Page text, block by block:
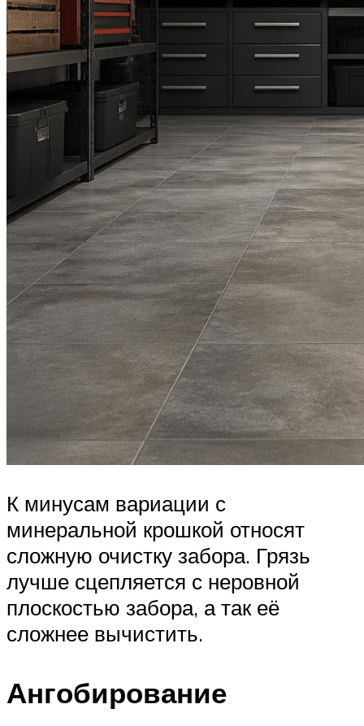
К минусам вариации с
минеральной крошкой относят
сложную очистку забора. Грязь
лучше сцепляется с неровной
плоскостью забора, а так её
сложнее вычистить.
Ангобирование